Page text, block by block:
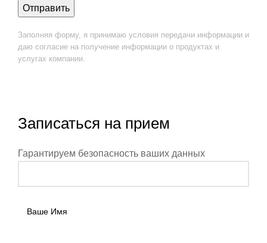
Заполняя форму, я принимаю условия передачи информации и
даю согласие на получение информации о продуктах и
услугах компании.
Записаться на прием
Гарантируем безопасность ваших данных